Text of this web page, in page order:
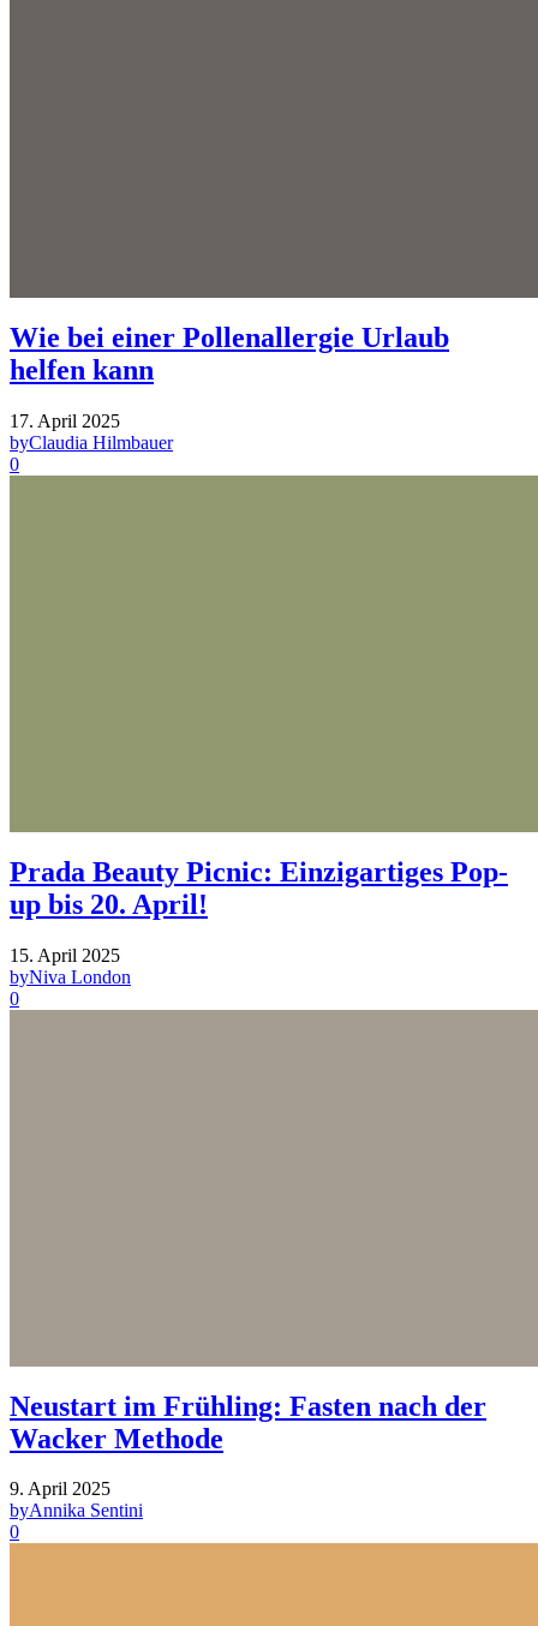
Wie bei einer Pollenallergie Urlaub
helfen kann
17. April 2025
byClaudia Hilmbauer
0
Prada Beauty Picnic: Einzigartiges Pop-
up bis 20. April!
15. April 2025
byNiva London
0
Neustart im Frühling: Fasten nach der
Wacker Methode
9. April 2025
byAnnika Sentini
0